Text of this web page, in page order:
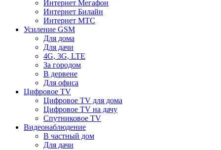
Интернет Мегафон
Интернет Билайн
Интернет МТС
Усиление GSM
Для дома
Для дачи
4G, 3G, LTE
За городом
В дервене
Для офиса
Цифровое TV
Цифровое TV для дома
Цифровое TV на дачу
Спутниковое TV
Видеонаблюдение
В частный дом
Для дачи